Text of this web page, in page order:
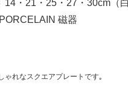
14・21・25・27・30cm（
磁器
ゃれなスクエアプレートです｡